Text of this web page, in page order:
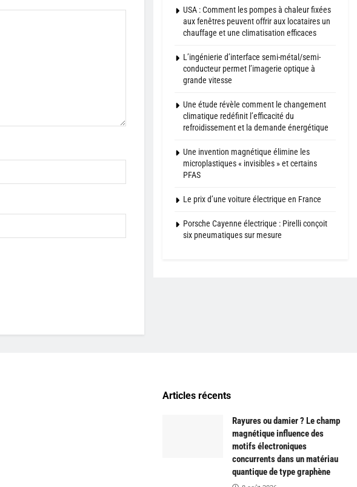
USA : Comment les pompes à chaleur fixées
aux fenêtres peuvent offrir aux locataires un
chauffage et une climatisation efficaces
L’ingénierie d’interface semi-métal/semi-
conducteur permet l’imagerie optique à
grande vitesse
Une étude révèle comment le changement
climatique redéfinit l’efficacité du
refroidissement et la demande énergétique
Une invention magnétique élimine les
microplastiques « invisibles » et certains
PFAS
Le prix d’une voiture électrique en France
Porsche Cayenne électrique : Pirelli conçoit
six pneumatiques sur mesure
Articles récents
Rayures ou damier ? Le champ
magnétique influence des
motifs électroniques
concurrents dans un matériau
quantique de type graphène